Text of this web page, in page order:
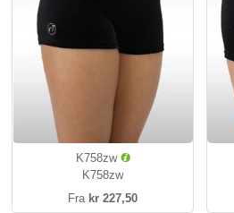
K758zw
K758zw
Fra kr 227,50